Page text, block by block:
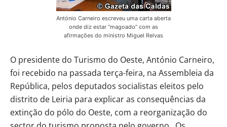
António Carneiro escreveu uma carta aberta
onde diz estar “magoado” com as
afirmações do ministro Miguel Relvas
O presidente do Turismo do Oeste, António Carneiro,
foi recebido na passada terça-feira, na Assembleia da
República, pelos deputados socialistas eleitos pelo
distrito de Leiria para explicar as consequências da
extinção do pólo do Oeste, com a reorganização do